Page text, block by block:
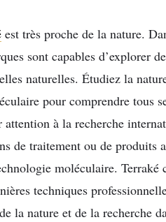
est très proche de la nature.
sont capables d’explorer
naturelles. Étudiez la
pour comprendre tous
attention à la recherche
de traitement ou de produits
moléculaire. Terraké
techniques
la nature et de la recherche